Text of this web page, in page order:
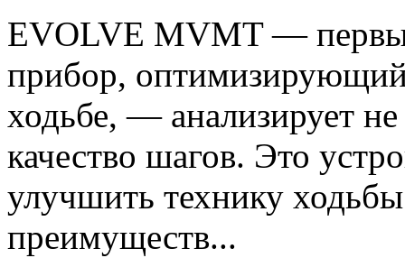
EVOLVE MVMT —
прибор,
ходьбе, — анализирует
качество шагов. Это
улучшить технику
преимуществ...